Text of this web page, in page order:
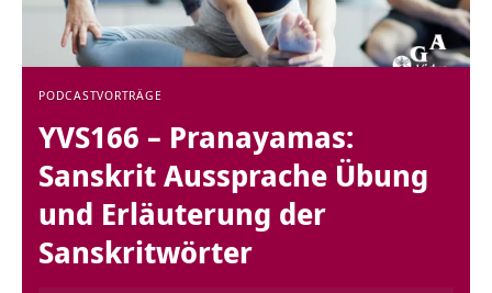
PODCASTVORTRÄGE
YVS166 – Pranayamas:
Sanskrit Aussprache Übung
und Erläuterung der
Sanskritwörter